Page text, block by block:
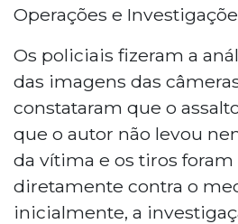
Operações e
Os policiais fizeram a
das imagens das
constataram que o
que o autor não levou
da vítima e os tiros foram
diretamente contra o
inicialmente, a